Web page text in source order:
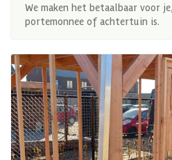
We maken het betaalbaar voor
portemonnee of achtertuin is.